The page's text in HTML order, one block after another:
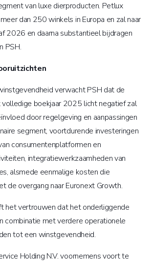
van luxe dierproducten. Petlux
dan 250 winkels in Europa en zal naar
2026 en daarna substantieel bijdragen
PSH.
verwacht PSH dat de
volledige boekjaar 2025 licht negatief zal
door regelgeving en aanpassingen
segment, voortdurende investeringen
consumentenplatformen en
integratiewerkzaamheden van
alsmede eenmalige kosten die
de overgang naar Euronext Growth.
het vertrouwen dat het onderliggende
combinatie met verdere operationele
tot een winstgevendheid.
Holding N.V. voornemens voort te